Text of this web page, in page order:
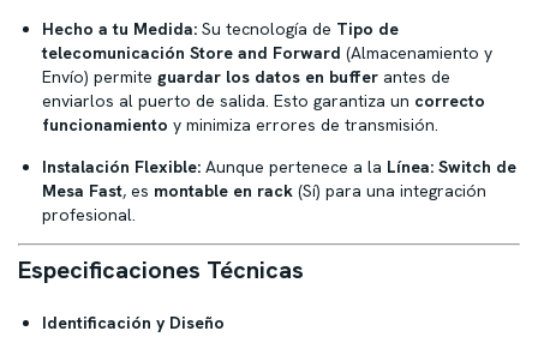
Hecho a tu Medida: Su tecnología de Tipo de
telecomunicación Store and Forward (Almacenamiento y
Envío) permite guardar los datos en buffer antes de
enviarlos al puerto de salida. Esto garantiza un correcto
funcionamiento y minimiza errores de transmisión.
Instalación Flexible: Aunque pertenece a la Línea: Switch de
Mesa Fast, es montable en rack (Sí) para una integración
profesional.
Especificaciones Técnicas
Identificación y Diseño